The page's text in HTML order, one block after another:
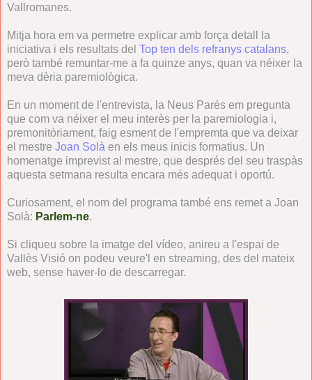
Vallromanes.
Mitja hora em va permetre explicar amb força detall la
iniciativa i els resultats del Top ten dels refranys catalans,
però també remuntar-me a fa quinze anys, quan va néixer la
meva dèria paremiològica.
En un moment de l'entrevista, la Neus Parés em pregunta
que com va néixer el meu interès per la paremiologia i,
premonitòriament, faig esment de l'empremta que va deixar
el mestre Joan Solà en els meus inicis formatius. Un
homenatge imprevist al mestre, que després del seu traspàs
aquesta setmana resulta encara més adequat i oportú.
Curiosament, el nom del programa també ens remet a Joan
Solà: Parlem-ne.
Si cliqueu sobre la imatge del vídeo, anireu a l'espai de
Vallès Visió on podeu veure'l en streaming, des del mateix
web, sense haver-lo de descarregar.